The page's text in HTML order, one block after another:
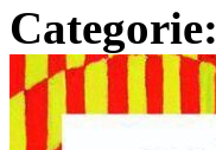
Categorie: